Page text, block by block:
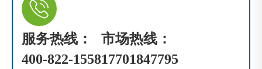
服务热线：
400-822-1558
市场热线：
17701847795